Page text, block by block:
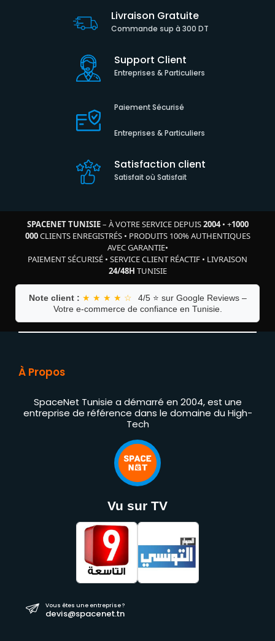
Livraison Gratuite
Commande sup à 300 DT
Support Client
Entreprises & Particuliers
Paiement Sécurisé
Entreprises & Particuliers
Satisfaction client
Satisfait où Satisfait
SPACENET TUNISIE– À VOTRE SERVICE DEPUIS2004• +1000
000CLIENTS ENREGISTRÉS• PRODUITS 100% AUTHENTIQUES
AVEC GARANTIE•
PAIEMENT SÉCURISÉ • SERVICE CLIENT RÉACTIF • LIVRAISON
24/48H TUNISIE
Note client : ★ ★ ★ ★ ☆
4/5 ⭐ sur Google Reviews –
Votre e-commerce de confiance en Tunisie.
À Propos
SpaceNet Tunisie a démarré en 2004, est une
entreprise de référence dans le domaine du High-
Tech
Vu sur TV
Vous êtes une entreprise ?
devis@spacenet.tn